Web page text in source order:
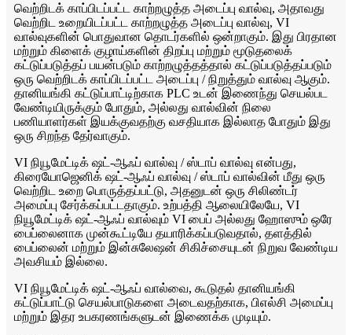
வெற்றிடக் காப்பிடப்பட்ட காற்றழுத்த அடைப்பு வால்வு, அதாவது
வெற்றிட உறையிடப்பட்ட காற்றழுத்த அடைப்பு வால்வு, VI
வால்வுகளின் பொதுவான தொடர்களில் ஒன்றாகும். இது பிரதான
மற்றும் கிளைக் குழாய்களின் திறப்பு மற்றும் மூடுதலைக்
கட்டுப்படுத்தப் பயன்படும் காற்றழுத்தத்தால் கட்டுப்படுத்தப்படும்
ஒரு வெற்றிடக் காப்பிடப்பட்ட அடைப்பு / நிறுத்தும் வால்வு ஆகும்.
தானியங்கி கட்டுப்பாட்டிற்காக PLC உடன் இணைந்து செயல்பட
வேண்டியிருக்கும் போதும், அல்லது வால்வின் நிலை
பணியாளர்கள் இயக்குவதற்கு வசதியாக இல்லாத போதும் இது
ஒரு சிறந்த தேர்வாகும்.
VI நியூமேட்டிக் ஷட்-ஆஃப் வால்வு / ஸ்டாப் வால்வு என்பது,
கிரையோஜெனிக் ஷட்-ஆஃப் வால்வு / ஸ்டாப் வால்வின் மீது ஒரு
வெற்றிட உறை பொருத்தப்பட்டு, அதனுடன் ஒரு சிலிண்டர்
அமைப்பு சேர்க்கப்பட்டதாகும். உற்பத்தி ஆலையிலேயே, VI
நியூமேட்டிக் ஷட்-ஆஃப் வால்வும் VI பைப் அல்லது ஹோஸும் ஒரே
பைப்லைனாக முன்கூட்டியே தயாரிக்கப்படுவதால், தளத்தில்
பைப்லைன் மற்றும் இன்சுலேஷன் சிகிச்சையுடன் நிறுவ வேண்டிய
அவசியம் இல்லை.
VI நியூமேட்டிக் ஷட்-ஆஃப் வால்வை, கூடுதல் தானியங்கி
கட்டுப்பாட்டு செயல்பாடுகளை அடைவதற்காக, பிஎல்சி அமைப்பு
மற்றும் இதர உபகரணங்களுடன் இணைக்க முடியும்.